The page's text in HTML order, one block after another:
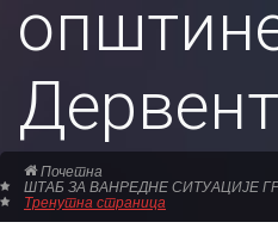
Почетна
ШТАБ ЗА ВАНРЕДНЕ СИТУАЦИЈЕ
Тренутна страница